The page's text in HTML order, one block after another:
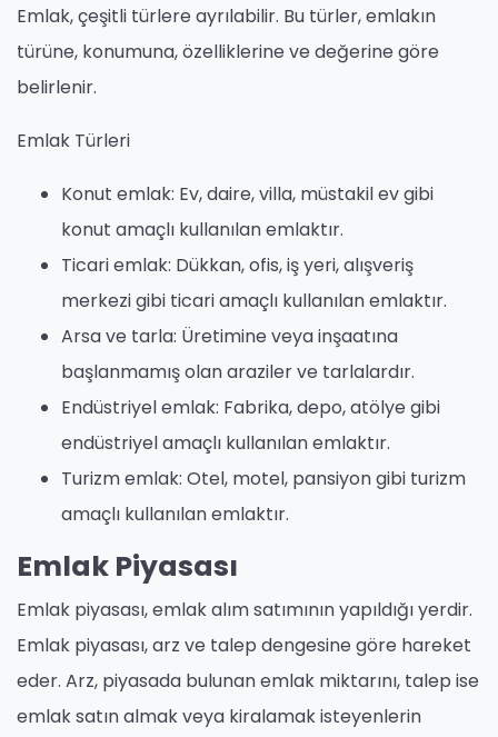
Emlak, çeşitli türlere ayrılabilir. Bu türler, emlakın
türüne, konumuna, özelliklerine ve değerine göre
belirlenir.
Emlak Türleri
Konut emlak: Ev, daire, villa, müstakil ev gibi
konut amaçlı kullanılan emlaktır.
Ticari emlak: Dükkan, ofis, iş yeri, alışveriş
merkezi gibi ticari amaçlı kullanılan emlaktır.
Arsa ve tarla: Üretimine veya inşaatına
başlanmamış olan araziler ve tarlalardır.
Endüstriyel emlak: Fabrika, depo, atölye gibi
endüstriyel amaçlı kullanılan emlaktır.
Turizm emlak: Otel, motel, pansiyon gibi turizm
amaçlı kullanılan emlaktır.
Emlak Piyasası
Emlak piyasası, emlak alım satımının yapıldığı yerdir.
Emlak piyasası, arz ve talep dengesine göre hareket
eder. Arz, piyasada bulunan emlak miktarını, talep ise
emlak satın almak veya kiralamak isteyenlerin